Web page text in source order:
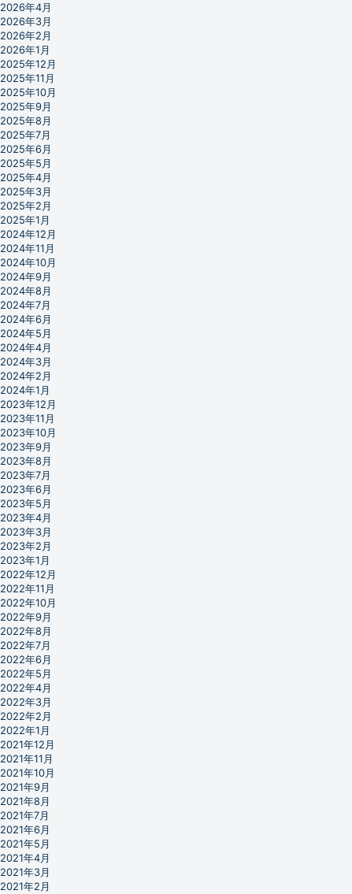
2026年4月
2026年3月
2026年2月
2026年1月
2025年12月
2025年11月
2025年10月
2025年9月
2025年8月
2025年7月
2025年6月
2025年5月
2025年4月
2025年3月
2025年2月
2025年1月
2024年12月
2024年11月
2024年10月
2024年9月
2024年8月
2024年7月
2024年6月
2024年5月
2024年4月
2024年3月
2024年2月
2024年1月
2023年12月
2023年11月
2023年10月
2023年9月
2023年8月
2023年7月
2023年6月
2023年5月
2023年4月
2023年3月
2023年2月
2023年1月
2022年12月
2022年11月
2022年10月
2022年9月
2022年8月
2022年7月
2022年6月
2022年5月
2022年4月
2022年3月
2022年2月
2022年1月
2021年12月
2021年11月
2021年10月
2021年9月
2021年8月
2021年7月
2021年6月
2021年5月
2021年4月
2021年3月
2021年2月